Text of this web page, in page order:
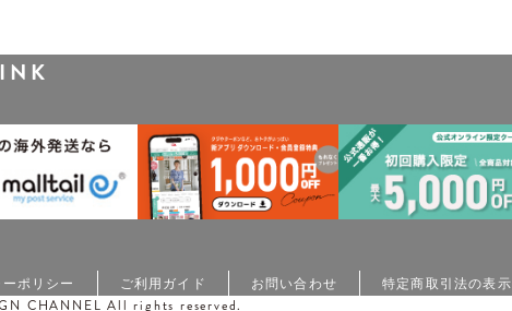
ポリシー ご利用ガイド お問い合わせ 特定商取引法の表示
CHANNEL All rights reserved.